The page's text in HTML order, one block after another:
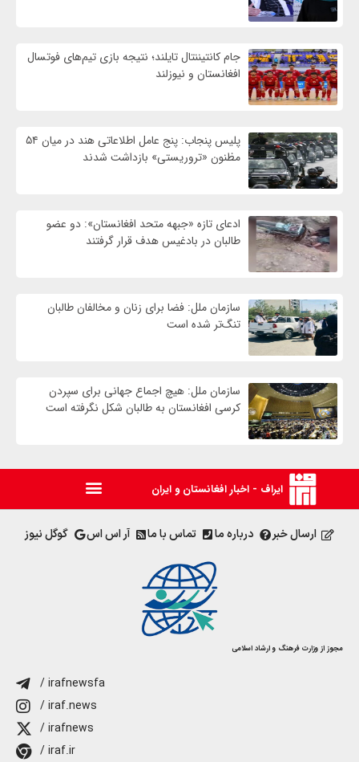
جام کانتیننتال تایلند؛ نتیجه بازی تیم‌های فوتسال
افغانستان و نیوزلند
پلیس پنجاب: پنج عامل اطلاعاتی هند در میان ۵۴
مظنون «تروریستی» بازداشت شدند
ادعای تازه «جبهه متحد افغانستان»: دو عضو
طالبان در بادغیس هدف قرار گرفتند
سازمان ملل: فضا برای زنان و مخالفان طالبان
تنگ‌تر شده است
سازمان ملل: هیچ اجماع جهانی برای سپردن
کرسی افغانستان به طالبان شکل نگرفته است
ایراف - اخبار افغانستان و ایران
ارسال خبر درباره ما تماس با ما آر اس اس گوگل نیوز
مجوز از وزارت فرهنگ و ارشاد اسلامی
/ irafnewsfa
/ iraf.news
/ irafnews
/ iraf.ir